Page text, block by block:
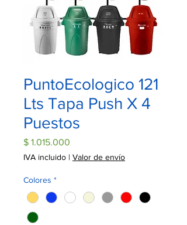
PuntoEcologico 121
Lts Tapa Push X 4
Puestos
$ 1.015.000
IVA incluido | Valor de envío
Colores *